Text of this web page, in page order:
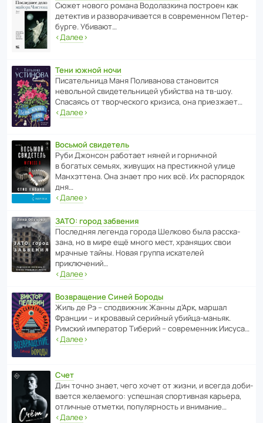
Сюжет нового романа Водо­ла­з­кина пост­роен как
дете­ктив и разво­ра­чи­ва­ется в совре­менном Пете­р­
бурге. Убивают…
‹Далее›
Тени южной ночи
Писа­тель­ница Маня Поли­ва­нова стано­вится
невольной свиде­тель­ницей убийства на тв-шоу.
Спасаясь от твор­че­с­кого кризиса, она приезжает…
‹Далее›
Восьмой свидетель
Руби Джонсон рабо­тает няней и горни­чной
в богатых семьях, живущих на прес­ти­жной улице
Манх­эт­тена. Она знает про них всё. Их распо­рядок
дня…
‹Далее›
ЗАТО: город забвения
После­дняя легенда города Шелково была расска­
зана, но в мире ещё много мест, хранящих свои
мрачные тайны. Новая группа иска­телей
приключений…
‹Далее›
Возвращение Синей Бороды
Жиль де Рэ – спод­ви­жник Жанны д’Арк, маршал
Франции – и кровавый серийный убийца-маньяк.
Римский импе­ратор Тиберий – совре­менник Иисуса…
‹Далее›
Счет
Дин точно знает, чего хочет от жизни, и всегда доби­
ва­ется жела­е­мого: успе­шная спор­ти­вная карьера,
отли­чные отметки, попу­ля­р­ность и внимание…
‹Далее›